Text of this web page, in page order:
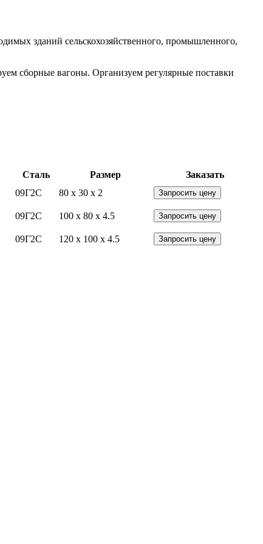
зданий сельскохозяйственного, промышленного,
сборные вагоны. Организуем регулярные поставки
Сталь Размер
Заказать
09Г2С 80 x 30 x 2 Запросить цену
09Г2С 100 x 80 x 4.5 Запросить цену
09Г2С 120 x 100 x 4.5 Запросить цену